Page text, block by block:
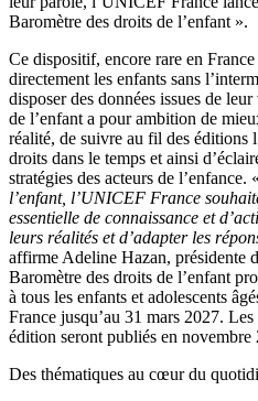
Baromètre des droits de l’enfant ».
Ce dispositif, encore rare en
directement les enfants sans
disposer des données issues de
de l’enfant a pour ambition de
réalité, de suivre au fil des éditions
droits dans le temps et ainsi
stratégies des acteurs de l’enfance.
l’enfant, l’UNICEF France
essentielle de connaissance et
leurs réalités et d’adapter les
affirme Adeline Hazan, présidente
Baromètre des droits de l’enfant
à tous les enfants et adolescents
France jusqu’au 31 mars 2027.
édition seront publiés en novembre
Des thématiques au cœur du